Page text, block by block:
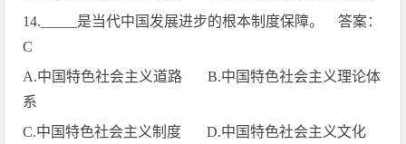
14._____ 是当代中国发展进步的根本制度保障。 答案：
C
A.中国特色社会主义道路 B.中国特色社会主义理论体
系
C.中国特色社会主义制度 D.中国特色社会主义文化